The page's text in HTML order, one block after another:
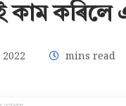
কাম
mins read